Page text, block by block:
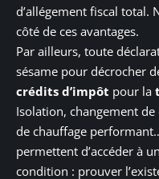
d’allégement fiscal total.
côté de ces avantages.
Par ailleurs, toute
sésame pour décrocher
crédits d’impôt pour la
Isolation, changement
de chauffage
permettent d’accéder à
condition : prouver